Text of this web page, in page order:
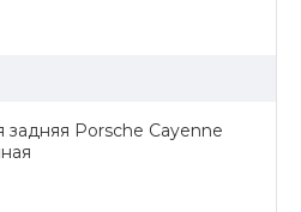
задняя Porsche Cayenne